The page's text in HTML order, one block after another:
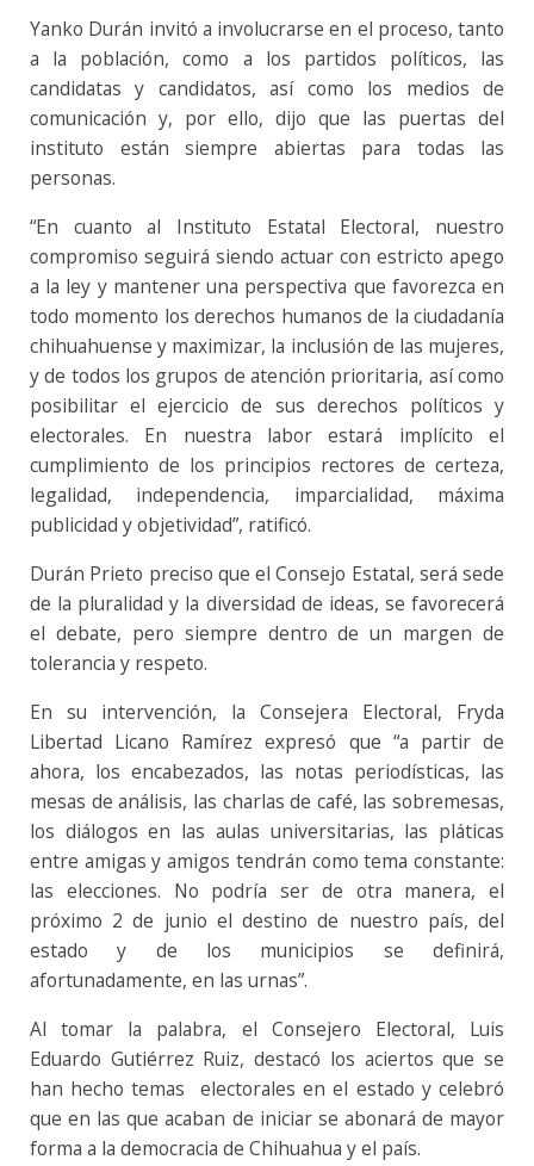
Yanko Durán invitó a involucrarse en el proceso, tanto
a la población, como a los partidos políticos, las
candidatas y candidatos, así como los medios de
comunicación y, por ello, dijo que las puertas del
instituto están siempre abiertas para todas las
personas.
“En cuanto al Instituto Estatal Electoral, nuestro
compromiso seguirá siendo actuar con estricto apego
a la ley y mantener una perspectiva que favorezca en
todo momento los derechos humanos de la ciudadanía
chihuahuense y maximizar, la inclusión de las mujeres,
y de todos los grupos de atención prioritaria, así como
posibilitar el ejercicio de sus derechos políticos y
electorales. En nuestra labor estará implícito el
cumplimiento de los principios rectores de certeza,
legalidad, independencia, imparcialidad, máxima
publicidad y objetividad”, ratificó.
Durán Prieto preciso que el Consejo Estatal, será sede
de la pluralidad y la diversidad de ideas, se favorecerá
el debate, pero siempre dentro de un margen de
tolerancia y respeto.
En su intervención, la Consejera Electoral, Fryda
Libertad Licano Ramírez expresó que “a partir de
ahora, los encabezados, las notas periodísticas, las
mesas de análisis, las charlas de café, las sobremesas,
los diálogos en las aulas universitarias, las pláticas
entre amigas y amigos tendrán como tema constante:
las elecciones. No podría ser de otra manera, el
próximo 2 de junio el destino de nuestro país, del
estado y de los municipios se definirá,
afortunadamente, en las urnas”.
Al tomar la palabra, el Consejero Electoral, Luis
Eduardo Gutiérrez Ruiz, destacó los aciertos que se
han hecho temas electorales en el estado y celebró
que en las que acaban de iniciar se abonará de mayor
forma a la democracia de Chihuahua y el país.